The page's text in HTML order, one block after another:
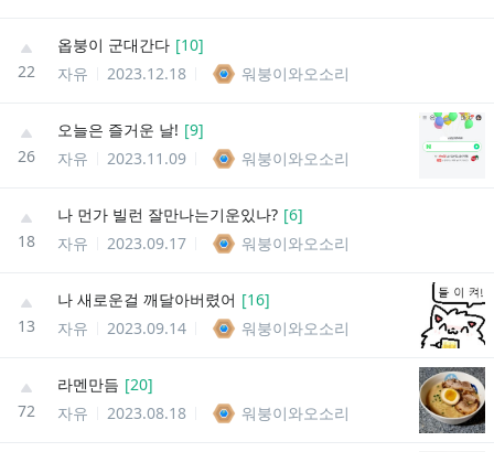
22
옵붕이 군대간다 [10]
자유
2023.12.18 워붕이와오소리
26
오늘은 즐거운 날! [9]
자유
2023.11.09 워붕이와오소리
18
나 먼가 빌런 잘만나는기운있나? [6]
자유
2023.09.17 워붕이와오소리
13
나 새로운걸 깨달아버렸어 [16]
자유
2023.09.14 워붕이와오소리
72
라멘만듬 [20]
자유
2023.08.18 워붕이와오소리